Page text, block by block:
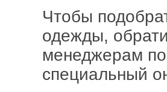
Чтобы
одежды,
менеджерам
специальный